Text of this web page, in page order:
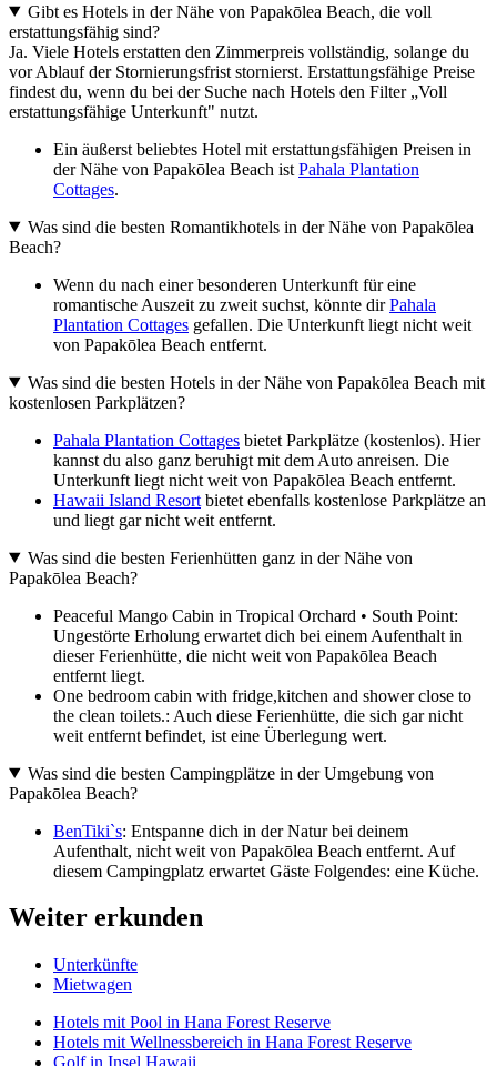
Gibt es Hotels in der Nähe von Papakōlea Beach, die voll
erstattungsfähig sind?
Ja. Viele Hotels erstatten den Zimmerpreis vollständig, solange du
vor Ablauf der Stornierungsfrist stornierst. Erstattungsfähige Preise
findest du, wenn du bei der Suche nach Hotels den Filter „Voll
erstattungsfähige Unterkunft" nutzt.
Ein äußerst beliebtes Hotel mit erstattungsfähigen Preisen in
der Nähe von Papakōlea Beach ist Pahala Plantation
Cottages.
Was sind die besten Romantikhotels in der Nähe von Papakōlea
Beach?
Wenn du nach einer besonderen Unterkunft für eine
romantische Auszeit zu zweit suchst, könnte dirPahala
Plantation Cottages gefallen. Die Unterkunft liegt nicht weit
von Papakōlea Beach entfernt.
Was sind die besten Hotels in der Nähe von Papakōlea Beach mit
kostenlosen Parkplätzen?
Pahala Plantation Cottages bietet Parkplätze (kostenlos). Hier
kannst du also ganz beruhigt mit dem Auto anreisen. Die
Unterkunft liegt nicht weit von Papakōlea Beach entfernt.
Hawaii Island Resort bietet ebenfalls kostenlose Parkplätze an
und liegt gar nicht weit entfernt.
Was sind die besten Ferienhütten ganz in der Nähe von
Papakōlea Beach?
Peaceful Mango Cabin in Tropical Orchard • South Point:
Ungestörte Erholung erwartet dich bei einem Aufenthalt in
dieser Ferienhütte, die nicht weit von Papakōlea Beach
entfernt liegt.
One bedroom cabin with fridge,kitchen and shower close to
the clean toilets.: Auch diese Ferienhütte, die sich gar nicht
weit entfernt befindet, ist eine Überlegung wert.
Was sind die besten Campingplätze in der Umgebung von
Papakōlea Beach?
BenTiki`s: Entspanne dich in der Natur bei deinem
Aufenthalt, nicht weit von Papakōlea Beach entfernt. Auf
diesem Campingplatz erwartet Gäste Folgendes: eine Küche.
Weiter erkunden
Unterkünfte
Mietwagen
Hotels mit Pool in Hana Forest Reserve
Hotels mit Wellnessbereich in Hana Forest Reserve